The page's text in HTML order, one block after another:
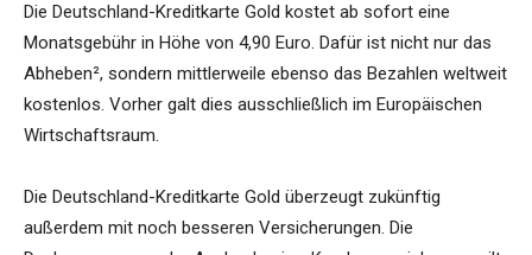
Die Deutschland-Kreditkarte Gold kostet ab sofort eine
Monatsgebühr in Höhe von 4,90 Euro. Dafür ist nicht nur das
Abheben², sondern mittlerweile ebenso das Bezahlen weltweit
kostenlos. Vorher galt dies ausschließlich im Europäischen
Wirtschaftsraum.
Die Deutschland-Kreditkarte Gold überzeugt zukünftig
außerdem mit noch besseren Versicherungen. Die